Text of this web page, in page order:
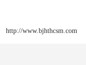
http://www.bjhthcsm.com